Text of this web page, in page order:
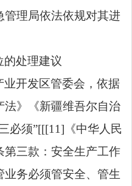
管理局依法依规对其进
的处理建议
业开发区管委会，依据
法》《新疆维吾尔自治
必须”[[[11]《中华人民
第三款：安全生产工作
务必须管安全、管生